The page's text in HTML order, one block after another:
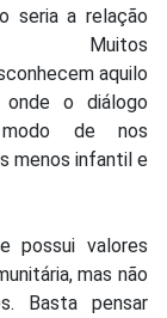
seria a relação
aquilo
o diálogo
de nos
menos infantil e
possui valores
mas não
Basta pensar